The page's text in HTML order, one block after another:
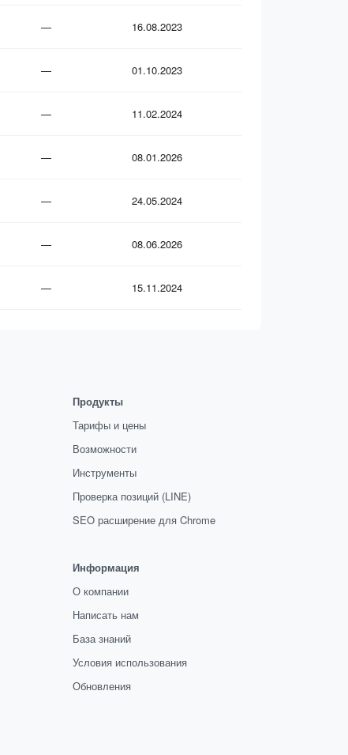
— 16.08.2023
— 01.10.2023
— 11.02.2024
— 08.01.2026
— 24.05.2024
— 08.06.2026
— 15.11.2024
Продукты
Тарифы и цены
Возможности
Инструменты
Проверка позиций (LINE)
SEO расширение для Chrome
Информация
О компании
Написать нам
База знаний
Условия использования
Обновления